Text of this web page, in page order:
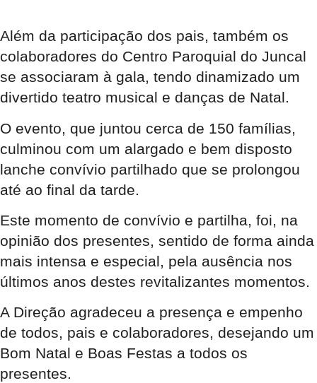
Além da participação dos pais, também os
colaboradores do Centro Paroquial do Juncal
se associaram à gala, tendo dinamizado um
divertido teatro musical e danças de Natal.
O evento, que juntou cerca de 150 famílias,
culminou com um alargado e bem disposto
lanche convívio partilhado que se prolongou
até ao final da tarde.
Este momento de convívio e partilha, foi, na
opinião dos presentes, sentido de forma ainda
mais intensa e especial, pela ausência nos
últimos anos destes revitalizantes momentos.
A Direção agradeceu a presença e empenho
de todos, pais e colaboradores, desejando um
Bom Natal e Boas Festas a todos os
presentes.